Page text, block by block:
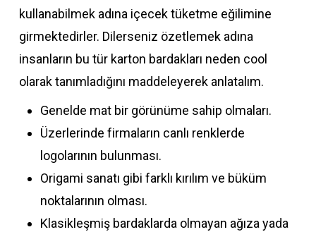
kullanabilmek adına içecek tüketme eğilimine
girmektedirler. Dilerseniz özetlemek adına
insanların bu tür karton bardakları neden cool
olarak tanımladığını maddeleyerek anlatalım.
Genelde mat bir görünüme sahip olmaları.
Üzerlerinde firmaların canlı renklerde
logolarının bulunması.
Origami sanatı gibi farklı kırılım ve büküm
noktalarının olması.
Klasikleşmiş bardaklarda olmayan ağıza yada